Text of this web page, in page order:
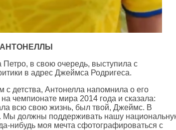
Петро, в свою очередь, выступила с
в адрес Джеймса Родригеса.
с детства, Антонелла напомнила о его
чемпионате мира 2014 года и сказала:
всю свою жизнь, был твой, Джеймс. В
Мы должны поддерживать нашу
нибудь моя мечта сфотографироваться с